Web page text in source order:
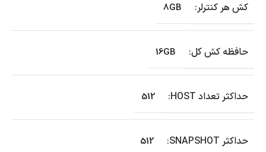
کش هر کنترلر: 8GB
حافظه کش کل: 16GB
حداکثر تعداد HOST: 512
حداکثر SNAPSHOT: 512